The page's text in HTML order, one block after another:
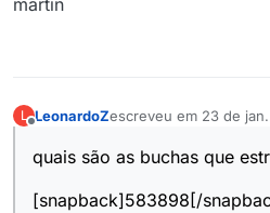
martin
L LeonardoZescreveu em 23 de
última edição por
quais são as buchas que
[snapback]583898[/